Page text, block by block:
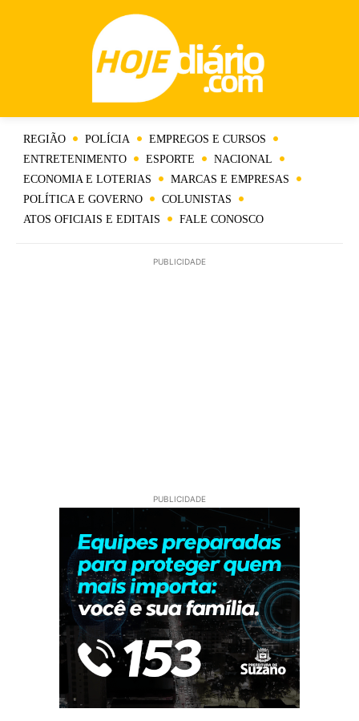
REGIÃO POLÍCIA
EMPREGOS E CURSOS
ENTRETENIMENTO
ESPORTE
NACIONAL
ECONOMIA E LOTERIAS
MARCAS E EMPRESAS
POLÍTICA E GOVERNO
COLUNISTAS
ATOS OFICIAIS E EDITAIS
FALE CONOSCO
PUBLICIDADE
PUBLICIDADE